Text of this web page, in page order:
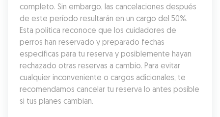
completo. Sin embargo, las cancelaciones después
de este período resultarán en un cargo del 50%.
Esta política reconoce que los cuidadores de
perros han reservado y preparado fechas
específicas para tu reserva y posiblemente hayan
rechazado otras reservas a cambio. Para evitar
cualquier inconveniente o cargos adicionales, te
recomendamos cancelar tu reserva lo antes posible
si tus planes cambian.